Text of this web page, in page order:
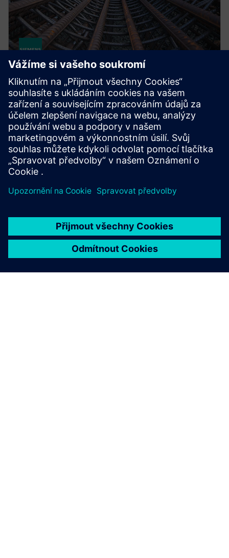
STRUCTURAL ANALYSIS FOR AEC
Simcenter S-Frame Foundation
Structural design software for deep and shallow
foundation analysis and design, supporting civil,
structural and geotechnical engineers.